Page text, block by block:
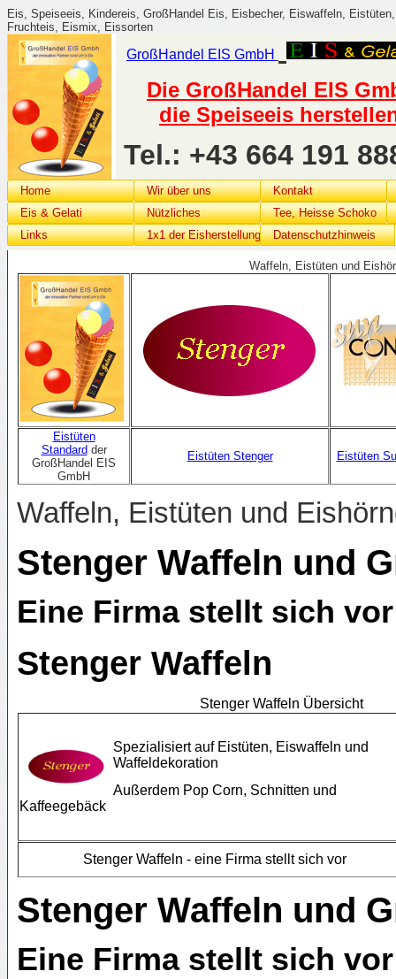
Eis, Speiseeis, Kindereis, GroßHandel Eis, Eisbecher, Eiswaffeln,
Fruchteis, Eismix, Eissorten
GroßHandel EIS GmbH
Die GroßHandel EIS
die Speiseeis
Tel.: +43 664 191
Home Wir über uns
Kontakt
Eis & Gelati
Nützliches
Tee, Heisse Schoko
Links
1x1 der Eisherstellung Datenschutzhinweis
Waffeln, Eistüten und
Eistüten
Standard der
GroßHandel EIS
GmbH
Eistüten Stenger Eistüten
Waffeln, Eistüten und
Stenger Waffeln und
Eine Firma stellt sich vor
Stenger Waffeln
Stenger Waffeln Übersicht
Spezialisiert auf Eistüten, Eiswaffeln und
Waffeldekoration
Außerdem Pop Corn, Schnitten und
Kaffeegebäck
Stenger Waffeln - eine Firma stellt sich vor
Stenger Waffeln und
Eine Firma stellt sich vor